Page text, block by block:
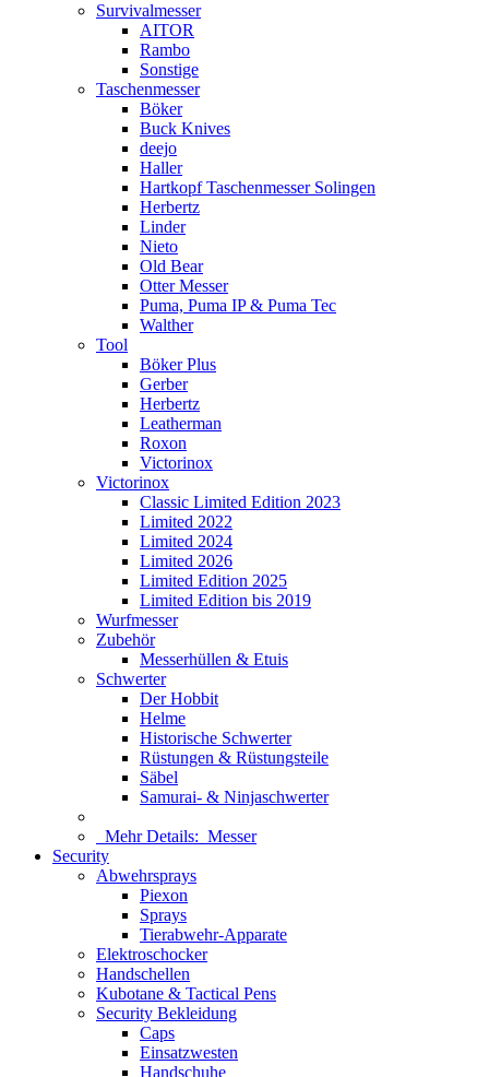
Survivalmesser
AITOR
Rambo
Sonstige
Taschenmesser
Böker
Buck Knives
deejo
Haller
Hartkopf Taschenmesser Solingen
Herbertz
Linder
Nieto
Old Bear
Otter Messer
Puma, Puma IP & Puma Tec
Walther
Tool
Böker Plus
Gerber
Herbertz
Leatherman
Roxon
Victorinox
Victorinox
Classic Limited Edition 2023
Limited 2022
Limited 2024
Limited 2026
Limited Edition 2025
Limited Edition bis 2019
Wurfmesser
Zubehör
Messerhüllen & Etuis
Schwerter
Der Hobbit
Helme
Historische Schwerter
Rüstungen & Rüstungsteile
Säbel
Samurai- & Ninjaschwerter
Mehr Details: Messer
Security
Abwehrsprays
Piexon
Sprays
Tierabwehr-Apparate
Elektroschocker
Handschellen
Kubotane & Tactical Pens
Security Bekleidung
Caps
Einsatzwesten
Handschuhe